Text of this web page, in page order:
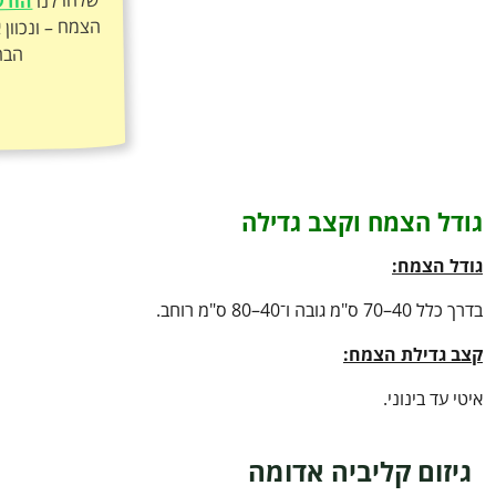
גודל הצמח וקצב גדילה
גודל הצמח:
בדרך כלל 40–70 ס"מ גובה ו־40–80 ס"מ רוחב.
קצב גדילת הצמח:
איטי עד בינוני.
גיזום קליביה אדומה